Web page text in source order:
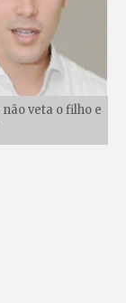
veta o filho e